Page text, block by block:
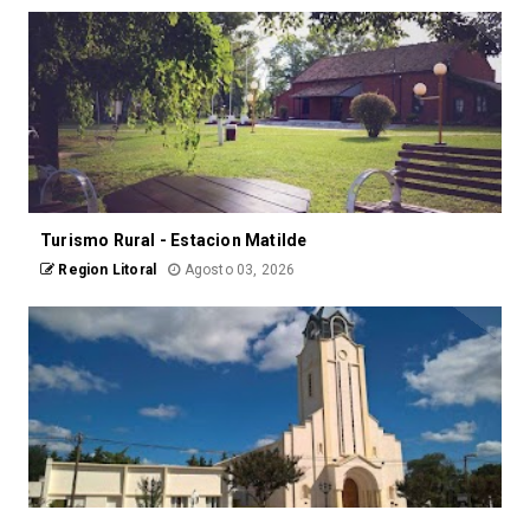
Turismo Rural - Estacion Matilde
Region Litoral Agosto 03, 2026